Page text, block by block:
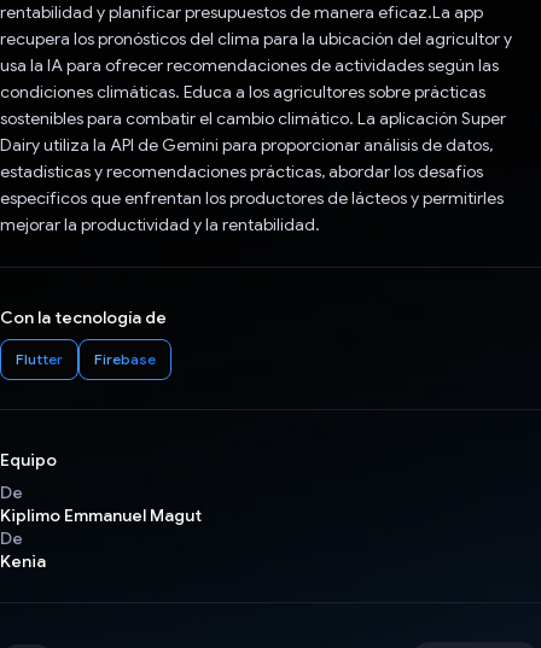
rentabilidad y planificar presupuestos de manera eficaz.La app
recupera los pronósticos del clima para la ubicación del agricultor y
usa la IA para ofrecer recomendaciones de actividades según las
condiciones climáticas. Educa a los agricultores sobre prácticas
sostenibles para combatir el cambio climático. La aplicación Super
Dairy utiliza la API de Gemini para proporcionar análisis de datos,
estadísticas y recomendaciones prácticas, abordar los desafíos
específicos que enfrentan los productores de lácteos y permitirles
mejorar la productividad y la rentabilidad.
Con la tecnología de
Flutter Firebase
Equipo
De
Kiplimo Emmanuel Magut
De
Kenia